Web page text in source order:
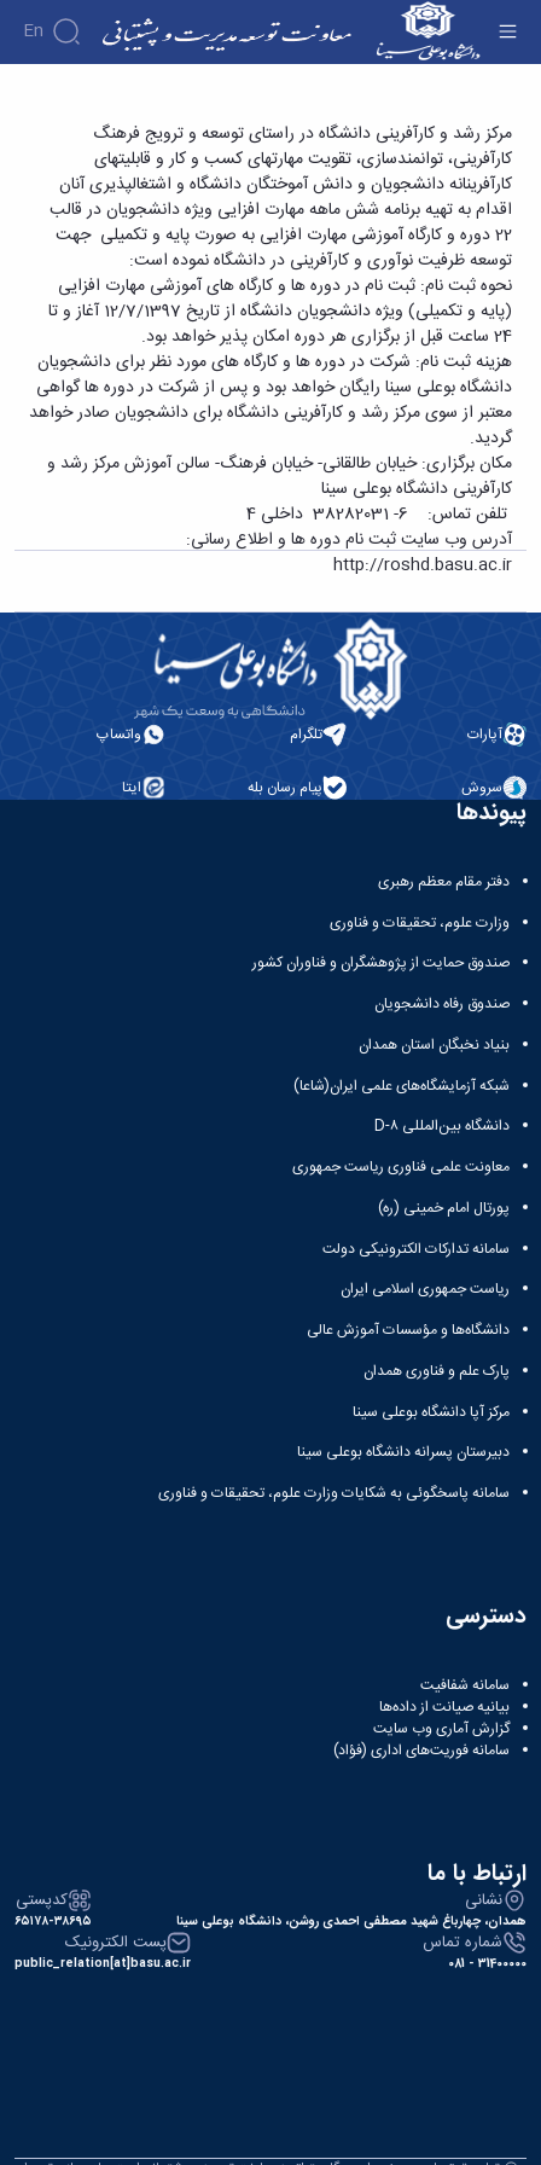
En
درباره
معاونت
درباره
معرفی
معاون
اهداف
و
وظایف
معاونین
قبلی
دانشگاه
ارتباط
با
معاونت
ساختار
سازمانی
نمودار
سازمانی
مدیر
انسانی
امور
مدیر
سبز،
فنی
نظارت
طرح‌های
عمرانی
مدیریت
و ادارات
مدیریت
ها و
ادارات
مدیریت
منابع
انسانی
و
پشتیبانی
مدیریت
امور
مالی
مدیریت
سبز،
فنی
و
بر
برگزاری دوره های آموزشی مهارت افزایی (پایه و
تکمیلی) ویژه دانشجویان دانشگاه بوعلی سینا در
حوزه کارآفرینی و مهارت های کسب و کار - معاونت
توسعه و پشتیبانی
مرکز رشد و کارآفرینی دانشگاه در راستای توسعه و ترویج فرهنگ
کارآفرینی، توانمندسازی، تقویت مهارت­های کسب و کار و قابلیت­های
کارآفرینانه دانشجویان و دانش آموختگان دانشگاه و اشتغال­پذیری آنان
اقدام به تهیه برنامه شش ماهه مهارت افزایی ویژه دانشجویان در قالب
22 دوره و کارگاه آموزشی مهارت افزایی به صورت پایه و تکمیلی جهت
توسعه ظرفیت نوآوری و کارآفرینی در دانشگاه نموده است:
نحوه ثبت نام: ثبت نام در دوره ها و کارگاه های آموزشی مهارت افزایی
(پایه و تکمیلی) ویژه دانشجویان دانشگاه از تاریخ 12/7/1397 آغاز و تا
24 ساعت قبل از برگزاری هر دوره امکان پذیر خواهد بود.
هزینه ثبت نام: شرکت در دوره ها و کارگاه های مورد نظر برای دانشجویان
دانشگاه بوعلی سینا رایگان خواهد بود و پس از شرکت در دوره ها گواهی
معتبر از سوی مرکز رشد و کارآفرینی دانشگاه برای دانشجویان صادر خواهد
گردید.
مکان برگزاری: خیابان طالقانی- خیابان فرهنگ- سالن آموزش مرکز رشد و
کارآفرینی دانشگاه بوعلی سینا
تلفن تماس: 6- 38282031 داخلی 4
آدرس وب سایت ثبت نام دوره ها و اطلاع رسانی:
http://roshd.basu.ac.ir
آپارات تلگرام واتساپ
سروش پیام رسان بله ایتا
پیوندها
دفتر مقام معظم رهبری
وزارت علوم، تحقیقات و فناوری
صندوق حمایت از پژوهشگران و فناوران کشور
صندوق رفاه دانشجویان
بنیاد نخبگان استان همدان
شبکه آزمایشگاه‌های علمی ایران(شاعا)
دانشگاه بین‌المللی D-۸
معاونت علمی فناوری ریاست جمهوری
پورتال امام خمینی (ره)
سامانه تدارکات الکترونیکی دولت
ریاست جمهوری اسلامی ایران
دانشگاه‌ها و مؤسسات آموزش عالی
پارک علم و فناوری همدان
مرکز آپا دانشگاه بوعلی سینا
دبیرستان پسرانه دانشگاه بوعلی سینا
سامانه پاسخگوئی به شکایات وزارت علوم، تحقیقات و فناوری
دسترسی
سامانه شفافیت
بیانیه صیانت از داده‌ها
گزارش آماری وب‌ سایت
سامانه فوریت‌های اداری (فؤاد)
ارتباط با ما
نشانی
همدان، چهارباغ شهید مصطفی احمدی روشن، دانشگاه بوعلی سینا
کدپستی
۶۵۱۷۸-۳۸۶۹۵
شماره تماس
31400000 - 081
پست الکترونیک
public_relation[at]basu.ac.ir